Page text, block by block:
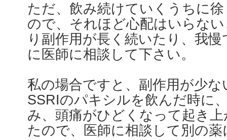
ただ、飲み続けていくうちに
ので、それほど心配はいらな
り副作用が長く続いたり、我
に医師に相談して下さい。
私の場合ですと、副作用が少
SSRIのパキシルを飲んだ時に
み、頭痛がひどくなって起き
たので、医師に相談して別の